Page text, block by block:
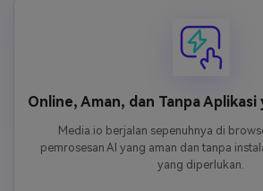
Online, Aman, dan Tanpa
Media.io berjalan sepenuhnya di
pemrosesan AI yang aman dan tanpa
yang diperlukan.